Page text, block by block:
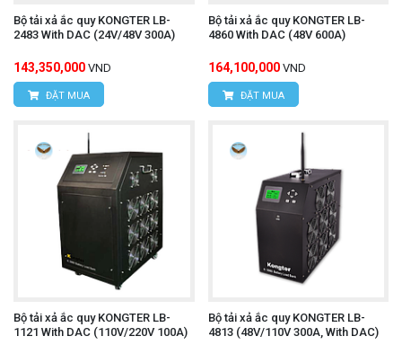
Bộ tải xả ắc quy KONGTER LB-
2483 With DAC (24V/48V 300A)
143,350,000 VND
ĐẶT MUA
Bộ tải xả ắc quy KONGTER LB-
4860 With DAC (48V 600A)
164,100,000 VND
ĐẶT MUA
Bộ tải xả ắc quy KONGTER LB-
1121 With DAC (110V/220V 100A)
Bộ tải xả ắc quy KONGTER LB-
4813 (48V/110V 300A, With DAC)